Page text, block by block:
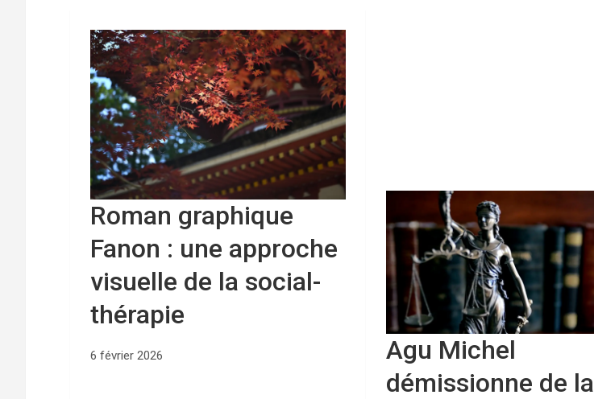
Roman graphique
Fanon : une approche
visuelle de la social-
thérapie
6 février 2026
Agu Michel
démissionne de la